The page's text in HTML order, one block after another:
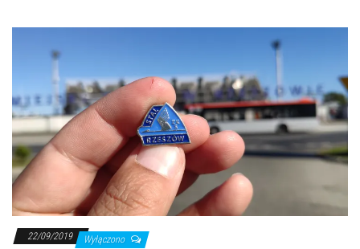
22/09/2019 Wyłączono